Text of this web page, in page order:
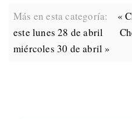
Más en esta categoría:
«
este lunes 28 de abril
miércoles 30 de abril »